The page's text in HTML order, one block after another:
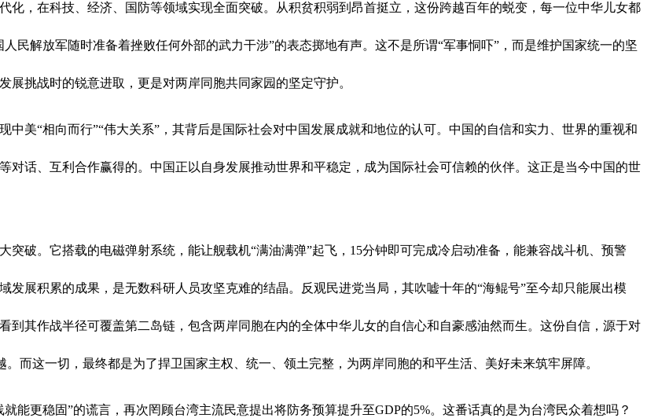
化，在科技、经济、国防等领域实现全面突破。从积贫积弱到昂首挺立，这份跨越百年的蜕变，每一位中华儿女都
民解放军随时准备着挫败任何外部的武力干涉”的表态掷地有声。这不是所谓“军事恫吓”，而是维护国家统一的坚
挑战时的锐意进取，更是对两岸同胞共同家园的坚定守护。
中美“相向而行”“伟大关系”，其背后是国际社会对中国发展成就和地位的认可。中国的自信和实力、世界的重视和
对话、互利合作赢得的。中国正以自身发展推动世界和平稳定，成为国际社会可信赖的伙伴。这正是当今中国的世
突破。它搭载的电磁弹射系统，能让舰载机“满油满弹”起飞，15分钟即可完成冷启动准备，能兼容战斗机、预警
展积累的成果，是无数科研人员攻坚克难的结晶。反观民进党当局，其吹嘘十年的“海鲲号”至今却只能展出模
其作战半径可覆盖第二岛链，包含两岸同胞在内的全体中华儿女的自信心和自豪感油然而生。这份自信，源于对
而这一切，最终都是为了捍卫国家主权、统一、领土完整，为两岸同胞的和平生活、美好未来筑牢屏障。
能更稳固”的谎言，再次罔顾台湾主流民意提出将防务预算提升至GDP的5%。这番话真的是为台湾民众着想吗？